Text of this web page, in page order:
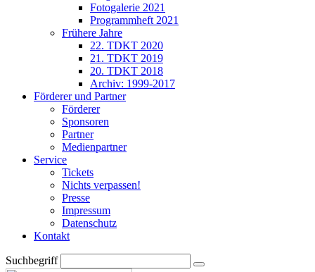
Fotogalerie 2021
Programmheft 2021
Frühere Jahre
22. TDKT 2020
21. TDKT 2019
20. TDKT 2018
Archiv: 1999-2017
Förderer und Partner
Förderer
Sponsoren
Partner
Medienpartner
Service
Tickets
Nichts verpassen!
Presse
Impressum
Datenschutz
Kontakt
Suchbegriff